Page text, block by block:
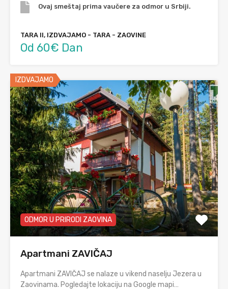
Ovaj smeštaj prima vaučere za odmor u Srbiji.
TARA II, IZDVAJAMO - TARA - ZAOVINE
Od 60€ Dan
IZDVAJAMO
ODMOR U PRIRODI ZAOVINA
Apartmani ZAVIČAJ
Apartmani ZAVIČAJ se nalaze u vikend naselju Jezera u
Zaovinama. Pogledajte lokaciju na Google mapi…